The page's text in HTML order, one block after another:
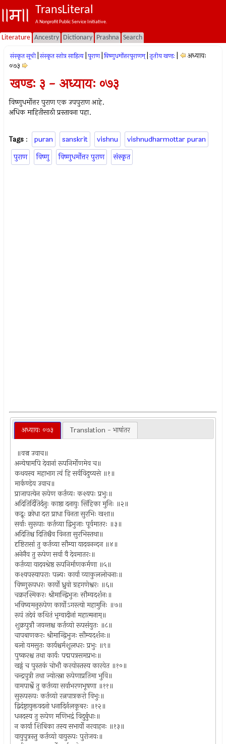
TransLiteral
A Nonprofit Public Service Initiative.
Literature Ancestry Dictionary Prashna Search
संस्कृत सूची संस्कृत स्तोत्र साहित्य पुराण विष्णुधर्मोत्तरपुराणम् तृतीय खण्डः
अध्यायः
०७३
खण्डः ३ - अध्यायः ०७३
विष्णुधर्मोत्तर पुराण एक उपपुराण आहे.
अधिक माहितीसाठी प्रस्तावना पहा.
Tags : puran sanskrit vishnu
vishnudharmottar puran
पुराण
विष्णु विष्णुधर्मोत्तर पुराण संस्कृत
अध्यायः ०७३ Translation - भाषांतर
॥वज्र उवाच॥
अन्येषामपि देवानां रूपनिर्मोणमेव च॥
कथयस्व महाभाग त्वं हि सर्वविदुच्यसे ॥१॥
मार्कण्डेय उवाच॥
प्राजापत्येन रूपेण कर्तव्यः कश्यपः प्रभुः॥
अदितिर्दितिर्दनुः काष्ठा दनायुः सिंहिका मुनिः ॥२॥
कद्रूः क्रोधा दरा प्राधा विनता सुरभिः खशा॥
सर्वाः सुरूपाः कर्तव्या द्विभुजाः पूर्वमातरः ॥३॥
अदितिश्च दितिश्चैव विनता सुरभिस्तथा॥
दृष्टिरासां तु कर्तव्या सौम्या यादवनन्दन ॥४॥
अनेनैव तु रूपेण सर्वा वै देवमातरः॥
कर्तव्या यादवश्रेष्ठ रूपनिर्माणकर्मणा ॥५॥
कश्यपस्यापराः पत्न्यः कार्या व्याकुललोचनाः॥
विष्णुरूपधरः कार्यो ध्रुवो ग्रहगणेश्वरः ॥६॥
चक्ररश्मिकरः श्रीमान्द्विभुजः सौम्यदर्शनः॥
भविष्यमनुरूपेण कार्योऽगस्त्यो महामुनिः ॥७॥
रूपं तदेवं कथितं भृग्वादीनां महात्मनाम्॥
शुक्रपुत्रौ जयन्तश्च कर्तव्यो रूपसंयुतः ॥८॥
चापबाणकरः श्रीमान्द्विभुजः सौम्यदर्शनः॥
बलो यमसुतः कार्यश्चर्मशूलधरः प्रभुः ॥९॥
पुष्करश्च तथा कार्यः पद्मपत्रसमप्रभः॥
खड्गं च पुस्तकं चोभौ करयोस्तस्य कारयेत ॥१०॥
चन्द्रपुत्री तथा ज्योत्स्ना रूपेणाप्रतिमा भुवि॥
वामपार्श्वे तु कर्तव्या सर्वाभरणभूषणा ॥११॥
सुरूपरूपः कर्तव्यो रत्नपात्रकरो विभुः॥
द्विदंष्ट्रायुक्तवदनो धनादिर्नलकूबरः ॥१२॥
धनदस्य तु रूपेण मणिभद्रं विदुर्बुधाः॥
न कार्या शिबिका तस्य सभार्यो नरवाहनः ॥१३॥
वायुपुत्रस्तु कर्तव्यो वायुरूपः पुरोजवः॥